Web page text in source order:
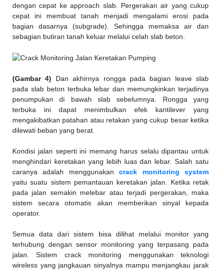
dengan cepat ke approach slab. Pergerakan air yang cukup
cepat ini membuat tanah menjadi mengalami erosi pada
bagian dasarnya (subgrade). Sehingga memaksa air dan
sebagian butiran tanah keluar melalui celah slab beton.
(Gambar 4) Dan akhirnya rongga pada bagian leave slab
pada slab beton terbuka lebar dan memungkinkan terjadinya
penumpukan di bawah slab sebelumnya. Rongga yang
terbuka ini dapat menimbulkan efek kantilever yang
mengakibatkan patahan atau retakan yang cukup besar ketika
dilewati beban yang berat.
Kondisi jalan seperti ini memang harus selalu dipantau untuk
menghindari keretakan yang lebih luas dan lebar. Salah satu
caranya adalah menggunakancrack monitoring system
yaitu suatu sistem pemantauan keretakan jalan. Ketika retak
pada jalan semakin melebar atau terjadi pergerakan, maka
sistem secara otomatis akan memberikan sinyal kepada
operator.
Semua data dari sistem bisa dilihat melalui monitor yang
terhubung dengan sensor monitoring yang terpasang pada
jalan. Sistem crack monitoring menggunakan teknologi
wireless yang jangkauan sinyalnya mampu menjangkau jarak